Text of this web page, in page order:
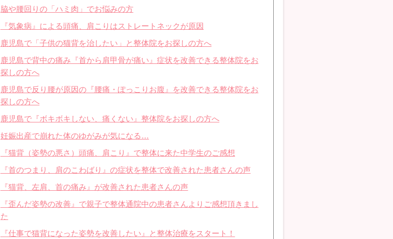
脇や腰回りの「ハミ肉」でお悩みの方
『気象病』による頭痛、肩こりはストレートネックが原因
鹿児島で「子供の猫背を治したい」と整体院をお探しの方へ
鹿児島で背中の痛み『首から肩甲骨が痛い』症状を改善できる整体院をお
探しの方へ
鹿児島で反り腰が原因の『腰痛・ぽっこりお腹』を改善できる整体院をお
探しの方へ
鹿児島で『ボキボキしない、痛くない』整体院をお探しの方へ
妊娠出産で崩れた体のゆがみが気になる…
『猫背（姿勢の悪さ）頭痛、肩こり』で整体に来た中学生のご感想
『首のつまり、肩のこわばり』の症状を整体で改善された患者さんの声
『猫背、左肩、首の痛み』が改善された患者さんの声
『歪んだ姿勢の改善』で親子で整体通院中の患者さんよりご感想頂きまし
た
『仕事で猫背になった姿勢を改善したい』と整体治療をスタート！